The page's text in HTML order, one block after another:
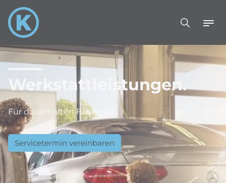
Werkstattleistungen.
Für dauerhaften Fahrspaß.
Servicetermin vereinbaren